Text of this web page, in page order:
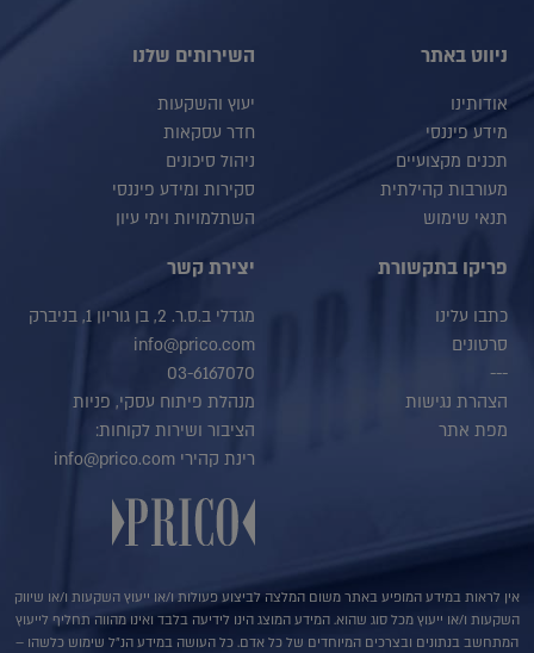
ניווט באתר
אודותינו
מידע פיננסי
תכנים מקצועיים
מעורבות קהילתית
תנאי שימוש
השירותים שלנו
יעוץ והשקעות
חדר עסקאות
ניהול סיכונים
סקירות ומידע פיננסי
השתלמויות וימי עיון
פריקו בתקשורת
כתבו עלינו
סרטונים
---
הצהרת נגישות
מפת אתר
יצירת קשר
מגדלי ב.ס.ר. 2, בן גוריון 1, בניברק
info@prico.com
03-6167070
מנהלת פיתוח עסקי, פניות
הציבור ושירות לקוחות:
רינת קהירי info@prico.com
אין לראות במידע המופיע באתר משום המלצה לביצוע פעולות ו/או ייעוץ השקעות ו/או שיווק
השקעות ו/או ייעוץ מכל סוג שהוא. המידע המוצג הינו לידיעה בלבד ואינו מהווה תחליף לייעוץ
המתחשב בנתונים ובצרכים המיוחדים של כל אדם. כל העושה במידע הנ"ל שימוש כלשהו –